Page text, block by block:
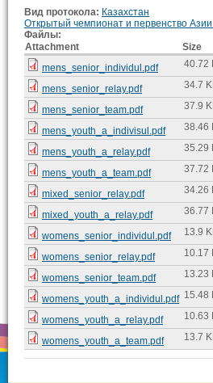
Вид протокола: Казахстан
Открытый чемпионат и первенство
Файлы:
Attachment
Size
mens_senior_individul.pdf
40.72
mens_senior_relay.pdf 34.7
mens_senior_team.pdf 37.9
mens_youth_a_indivisul.pdf 38.46
mens_youth_a_relay.pdf 35.29
mens_youth_a_team.pdf 37.72
mixed_senior_relay.pdf 34.26
mixed_youth_a_relay.pdf 36.77
womens_senior_individul.pdf 13.9
womens_senior_relay.pdf 10.17
womens_senior_team.pdf 13.23
womens_youth_a_individul.pdf 15.48
womens_youth_a_relay.pdf 10.63
womens_youth_a_team.pdf 13.7